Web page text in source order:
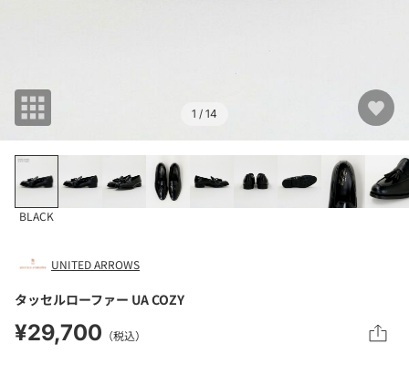
1 / 14
BLACK
UNITED ARROWS
タッセルローファー UA COZY
¥29,700 （税込）